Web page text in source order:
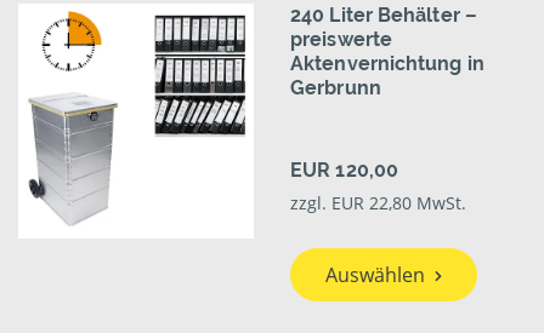
240 Liter Behälter –
preiswerte
Aktenvernichtung in
Gerbrunn
EUR 120,00
zzgl. EUR 22,80 MwSt.
Auswählen